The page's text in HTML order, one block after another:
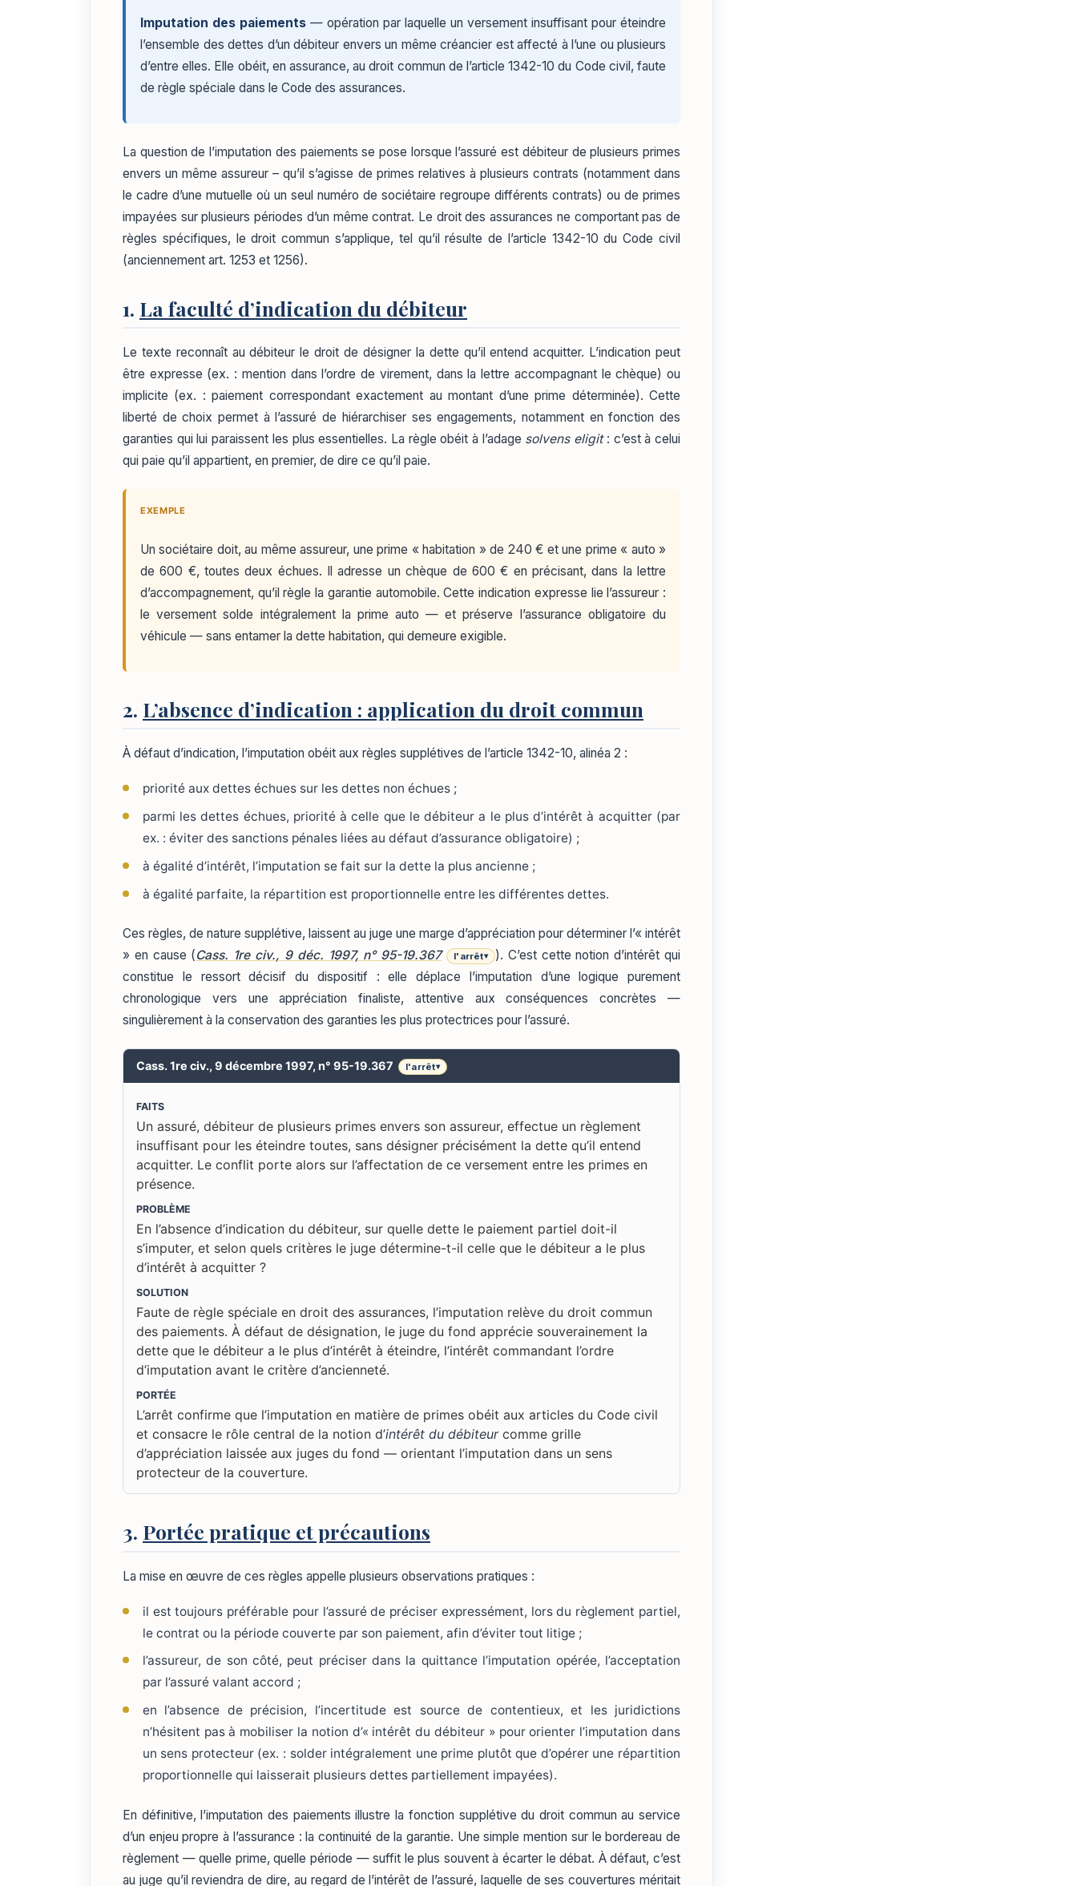
Imputation des paiements — opération par laquelle un versement insuffisant pour éteindre
l’ensemble des dettes d’un débiteur envers un même créancier est affecté à l’une ou plusieurs
d’entre elles. Elle obéit, en assurance, au droit commun de l’article 1342-10 du Code civil, faute
de règle spéciale dans le Code des assurances.
La question de l’imputation des paiements se pose lorsque l’assuré est débiteur de plusieurs primes
envers un même assureur – qu’il s’agisse de primes relatives à plusieurs contrats (notamment dans
le cadre d’une mutuelle où un seul numéro de sociétaire regroupe différents contrats) ou de primes
impayées sur plusieurs périodes d’un même contrat. Le droit des assurances ne comportant pas de
règles spécifiques, le droit commun s’applique, tel qu’il résulte de l’article 1342-10 du Code civil
(anciennement art. 1253 et 1256).
1. La faculté d’indication du débiteur
Le texte reconnaît au débiteur le droit de désigner la dette qu’il entend acquitter. L’indication peut
être expresse (ex. : mention dans l’ordre de virement, dans la lettre accompagnant le chèque) ou
implicite (ex. : paiement correspondant exactement au montant d’une prime déterminée). Cette
liberté de choix permet à l’assuré de hiérarchiser ses engagements, notamment en fonction des
garanties qui lui paraissent les plus essentielles. La règle obéit à l’adage solvens eligit: c’est à celui
qui paie qu’il appartient, en premier, de dire ce qu’il paie.
EXEMPLE
Un sociétaire doit, au même assureur, une prime « habitation » de 240 € et une prime « auto »
de 600 €, toutes deux échues. Il adresse un chèque de 600 € en précisant, dans la lettre
d’accompagnement, qu’il règle la garantie automobile. Cette indication expresse lie l’assureur :
le versement solde intégralement la prime auto — et préserve l’assurance obligatoire du
véhicule — sans entamer la dette habitation, qui demeure exigible.
2. L’absence d’indication : application du droit commun
À défaut d’indication, l’imputation obéit aux règles supplétives de l’article 1342-10, alinéa 2 :
priorité aux dettes échues sur les dettes non échues ;
parmi les dettes échues, priorité à celle que le débiteur a le plus d’intérêt à acquitter (par
ex. : éviter des sanctions pénales liées au défaut d’assurance obligatoire) ;
à égalité d’intérêt, l’imputation se fait sur la dette la plus ancienne ;
à égalité parfaite, la répartition est proportionnelle entre les différentes dettes.
Ces règles, de nature supplétive, laissent au juge une marge d’appréciation pour déterminer l’« intérêt
» en cause (Cass. 1re civ., 9 déc. 1997, n° 95-19.367 l'arrêt▾
). C’est cette notion d’intérêt qui
constitue le ressort décisif du dispositif : elle déplace l’imputation d’une logique purement
chronologique vers une appréciation finaliste, attentive aux conséquences concrètes —
singulièrement à la conservation des garanties les plus protectrices pour l’assuré.
Cass. 1re civ., 9 décembre 1997, n° 95-19.367 l'arrêt▾
FAITS
Un assuré, débiteur de plusieurs primes envers son assureur, effectue un règlement
insuffisant pour les éteindre toutes, sans désigner précisément la dette qu’il entend
acquitter. Le conflit porte alors sur l’affectation de ce versement entre les primes en
présence.
PROBLÈME
En l’absence d’indication du débiteur, sur quelle dette le paiement partiel doit-il
s’imputer, et selon quels critères le juge détermine-t-il celle que le débiteur a le plus
d’intérêt à acquitter ?
SOLUTION
Faute de règle spéciale en droit des assurances, l’imputation relève du droit commun
des paiements. À défaut de désignation, le juge du fond apprécie souverainement la
dette que le débiteur a le plus d’intérêt à éteindre, l’intérêt commandant l’ordre
d’imputation avant le critère d’ancienneté.
PORTÉE
L’arrêt confirme que l’imputation en matière de primes obéit aux articles du Code civil
et consacre le rôle central de la notion d’intérêt du débiteurcomme grille
d’appréciation laissée aux juges du fond — orientant l’imputation dans un sens
protecteur de la couverture.
3. Portée pratique et précautions
La mise en œuvre de ces règles appelle plusieurs observations pratiques :
il est toujours préférable pour l’assuré de préciser expressément, lors du règlement partiel,
le contrat ou la période couverte par son paiement, afin d’éviter tout litige ;
l’assureur, de son côté, peut préciser dans la quittance l’imputation opérée, l’acceptation
par l’assuré valant accord ;
en l’absence de précision, l’incertitude est source de contentieux, et les juridictions
n’hésitent pas à mobiliser la notion d’« intérêt du débiteur » pour orienter l’imputation dans
un sens protecteur (ex. : solder intégralement une prime plutôt que d’opérer une répartition
proportionnelle qui laisserait plusieurs dettes partiellement impayées).
En définitive, l’imputation des paiements illustre la fonction supplétive du droit commun au service
d’un enjeu propre à l’assurance : la continuité de la garantie. Une simple mention sur le bordereau de
règlement — quelle prime, quelle période — suffit le plus souvent à écarter le débat. À défaut, c’est
au juge qu’il reviendra de dire, au regard de l’intérêt de l’assuré, laquelle de ses couvertures méritait